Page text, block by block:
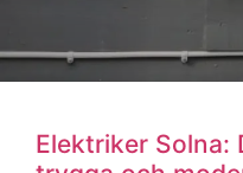
LÄS MER